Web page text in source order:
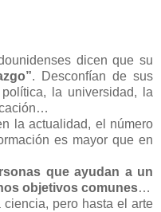
dicen que su
. Desconfían de sus
la universidad, la
la actualidad, el número
es mayor que en
que ayudan a un
objetivos comunes…
pero hasta el arte